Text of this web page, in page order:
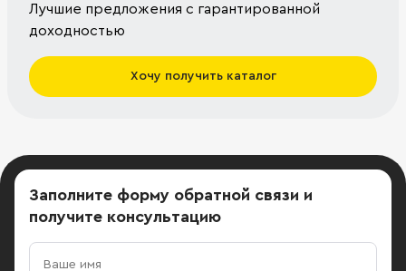
Лучшие предложения с гарантированной
доходностью
Хочу получить каталог
Заполните форму обратной связи и
получите консультацию